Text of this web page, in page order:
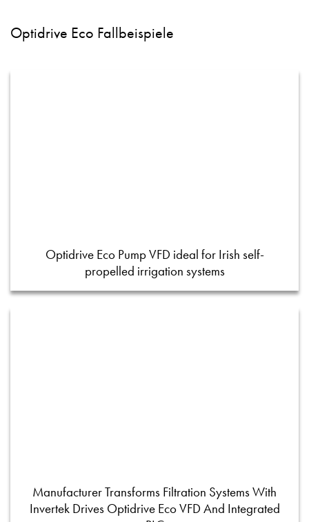
Optidrive Eco Fallbeispiele
Optidrive Eco Pump VFD ideal for Irish self-
propelled irrigation systems
Manufacturer Transforms Filtration Systems With
Invertek Drives Optidrive Eco VFD And Integrated